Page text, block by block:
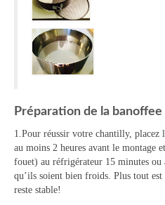
Boissons
Sans alcool
Cocktails
Accueil
Préparation de la banoffee
1.Pour réussir votre chantilly, placez
au moins 2 heures avant le montage
fouet) au réfrigérateur 15 minutes ou
qu’ils soient bien froids. Plus tout
reste stable!